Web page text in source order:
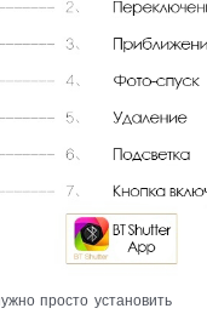
просто установить